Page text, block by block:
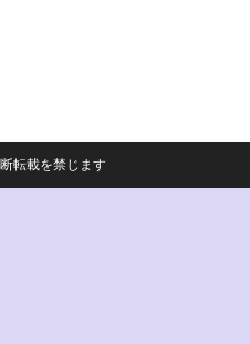
転載を禁じます